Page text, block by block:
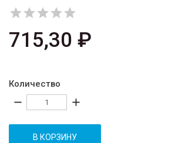

715,30 ₽
Количество
remove add
В КОРЗИНУ